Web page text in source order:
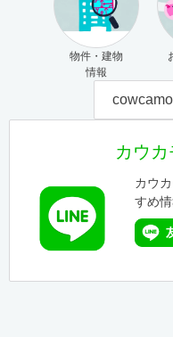
物件・建物
情報
カウ
カウ
すめ